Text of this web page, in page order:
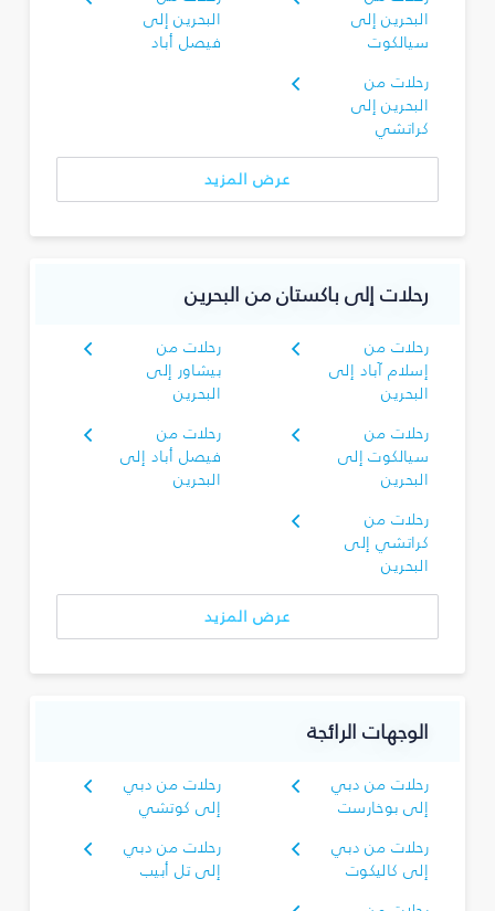
البحرين إلى
سيالكوت
البحرين إلى
فيصل أباد
رحلات من
البحرين إلى
كراتشي
عرض المزيد
رحلات إلى باكستان من البحرين
رحلات من
إسلام آباد إلى
البحرين
رحلات من
بيشاور إلى
البحرين
رحلات من
سيالكوت إلى
البحرين
رحلات من
فيصل أباد إلى
البحرين
رحلات من
كراتشي إلى
البحرين
عرض المزيد
الوجهات الرائجة
رحلات من دبي
إلى بوخارست
رحلات من دبي
إلى كوتشي
رحلات من دبي
إلى كاليكوت
رحلات من دبي
إلى تل أبيب